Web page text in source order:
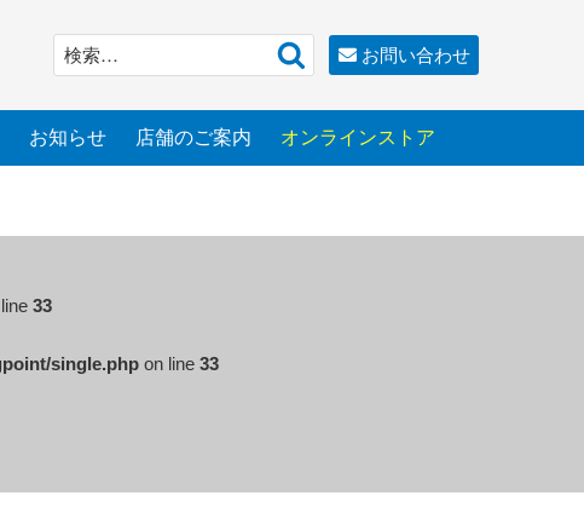
索:
お問い合わせ
お知らせ 店舗のご案内 オンラインストア
33
single.php on line 33